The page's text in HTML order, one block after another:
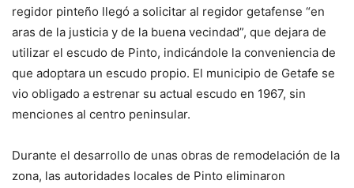
regidor pinteño llegó a solicitar al regidor getafense “en
aras de la justicia y de la buena vecindad”, que dejara de
utilizar el escudo de Pinto, indicándole la conveniencia de
que adoptara un escudo propio. El municipio de Getafe se
vio obligado a estrenar su actual escudo en 1967, sin
menciones al centro peninsular.
Durante el desarrollo de unas obras de remodelación de la
zona, las autoridades locales de Pinto eliminaron